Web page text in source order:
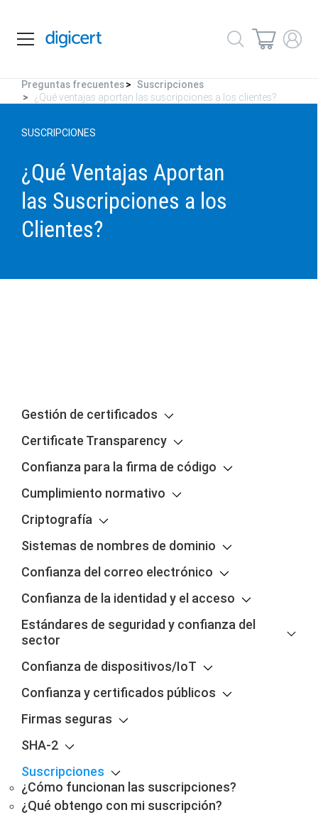
Preguntas frecuentes
Suscripciones
¿Qué ventajas aportan las suscripciones a los clientes?
SUSCRIPCIONES
¿Qué Ventajas Aportan
las Suscripciones a los
Clientes?
Gestión de certificados
Certificate Transparency
Confianza para la firma de código
Cumplimiento normativo
Criptografía
Sistemas de nombres de dominio
Confianza del correo electrónico
Confianza de la identidad y el acceso
Estándares de seguridad y confianza del
sector
Confianza de dispositivos/IoT
Confianza y certificados públicos
Firmas seguras
SHA-2
Suscripciones
¿Cómo funcionan las suscripciones?
¿Qué obtengo con mi suscripción?